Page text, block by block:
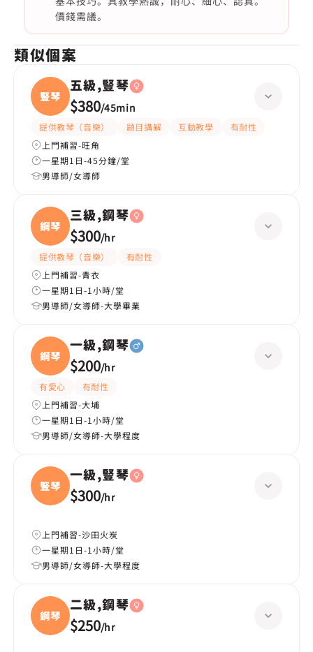
價錢需議。
類似個案
豎琴
五級,豎琴
$380/45min
提供教琴（音樂） 題目講解 互動教學
有耐性
上門補習-旺角
一星期1日-45分鐘/堂
男導師/女導師
鋼琴
三級,鋼琴
$300/hr
提供教琴（音樂）
有耐性
上門補習-青衣
一星期1日-1小時/堂
男導師/女導師-大學畢業
鋼琴
一級,鋼琴
$200/hr
有愛心
有耐性
上門補習-大埔
一星期1日-1小時/堂
男導師/女導師-大學程度
豎琴
一級,豎琴
$300/hr
上門補習-沙田火炭
一星期1日-1小時/堂
男導師/女導師-大學程度
鋼琴
二級,鋼琴
$250/hr